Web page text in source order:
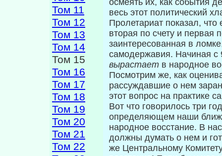
Том 11
Том 12
Том 13
Том 14
Том 15
Том 16
Том 17
Том 18
Том 19
Том 20
Том 21
Том 22
осмеять их, как события
весь этот политический
Пролетариат показал, что
вторая по счету и первая
заинтересованная в
самодержавия. Начиная с
вырастает в народное
Посмотрим же, как
рассуж­давшие о нем
этот вопрос на практике
Вот что говорилось три
определяющем наши
народное восстание. В
должны думать о нем и
же Центральному